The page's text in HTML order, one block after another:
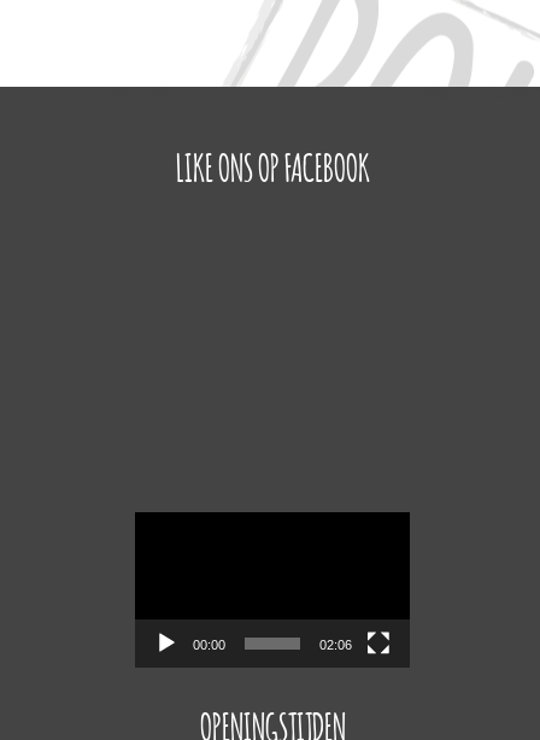
LIKE ONS OP FACEBOOK
00:00 02:06
OPENINGSTIJDEN